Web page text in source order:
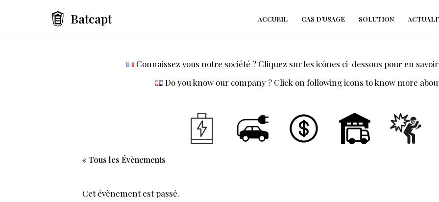
Batcapt ACCUEIL CAS D’USAGE SOLUTION
Connaissez vous notre société ? Cliquez sur les icônes ci-dessous pour en
Do you know our company ? Click on following icons to know more
« Tous les Évènements
Cet évènement est passé.